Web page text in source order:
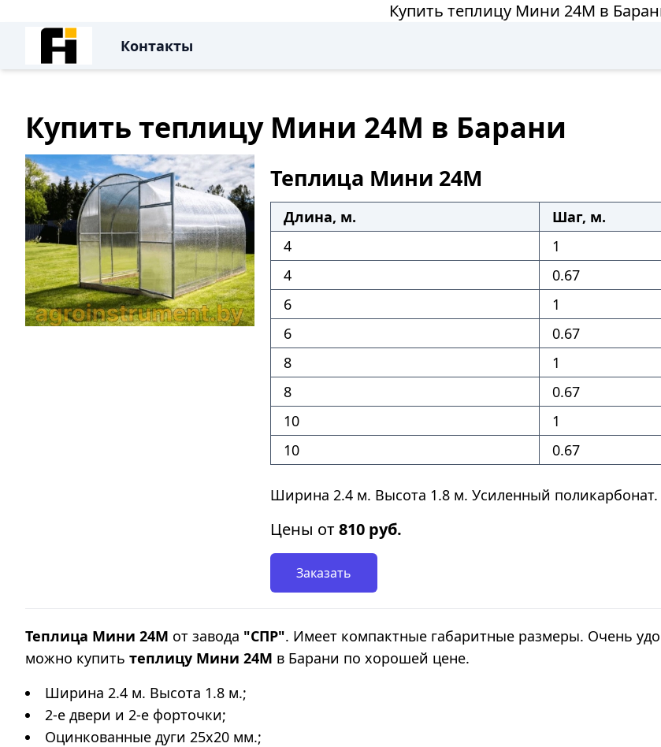
Купить теплицу Мини 24М в
Контакты
Купить теплицу Мини 24М в Барани
Теплица Мини 24М
Длина, м. Шаг, м.
4
1
4
0.67
6
1
6
0.67
8
1
8
0.67
10
1
10
0.67
Ширина 2.4 м. Высота 1.8 м. Усиленный
Цены от810 руб.
Заказать
Теплица Мини 24М от завода "СПР". Имеет компактные габаритные размеры. Очень
можно купить теплицу Мини 24М в Барани по хорошей цене.
Ширина 2.4 м. Высота 1.8 м.;
2-е двери и 2-е форточки;
Оцинкованные дуги 25х20 мм.;